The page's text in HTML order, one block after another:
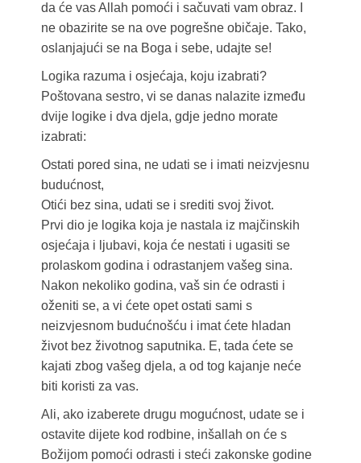
da će vas Allah pomoći i sačuvati vam obraz. I
ne obazirite se na ove pogrešne običaje. Tako,
oslanjajući se na Boga i sebe, udajte se!
Logika razuma i osjećaja, koju izabrati?
Poštovana sestro, vi se danas nalazite između
dvije logike i dva djela, gdje jedno morate
izabrati:
Ostati pored sina, ne udati se i imati neizvjesnu
budućnost,
Otići bez sina, udati se i srediti svoj život.
Prvi dio je logika koja je nastala iz majčinskih
osjećaja i ljubavi, koja će nestati i ugasiti se
prolaskom godina i odrastanjem vašeg sina.
Nakon nekoliko godina, vaš sin će odrasti i
oženiti se, a vi ćete opet ostati sami s
neizvjesnom budućnošću i imat ćete hladan
život bez životnog saputnika. E, tada ćete se
kajati zbog vašeg djela, a od tog kajanje neće
biti koristi za vas.
Ali, ako izaberete drugu mogućnost, udate se i
ostavite dijete kod rodbine, inšallah on će s
Božijom pomoći odrasti i steći zakonske godine